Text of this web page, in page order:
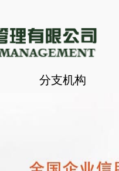
分支机构